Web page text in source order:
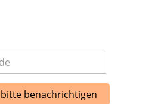
benachrichtigen